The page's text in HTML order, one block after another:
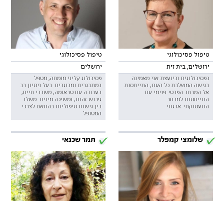
טיפול פסיכולוגי
ירושלים, בית זית
כפסיכולוגית וכיועצת אני מאמינה
בגישה המשלבת כל העת, התייחסות
אל המרחב הפרטי-פנימי עם
התייחסות למרחב
התעסוקתי-ארגוני.
טיפול פסיכולוגי
ירושלים
פסיכולוג קליני מומחה, מטפל
במתבגרים ומבוגרים. בעל ניסיון רב
בעבודה עם טראומה, משברי חיים,
גיבוש זהות, ומשיכה מינית. משלב
בין גישות טיפוליות בהתאם לצרכי
המטופל.
שלומצי קמפלר תמר שכנאי